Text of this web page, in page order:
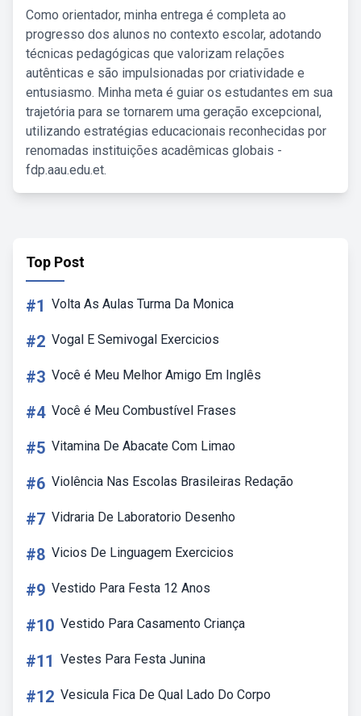
Como orientador, minha entrega é completa ao
progresso dos alunos no contexto escolar, adotando
técnicas pedagógicas que valorizam relações
autênticas e são impulsionadas por criatividade e
entusiasmo. Minha meta é guiar os estudantes em sua
trajetória para se tornarem uma geração excepcional,
utilizando estratégias educacionais reconhecidas por
renomadas instituições acadêmicas globais -
fdp.aau.edu.et.
Top Post
#1 Volta As Aulas Turma Da Monica
#2 Vogal E Semivogal Exercicios
#3 Você é Meu Melhor Amigo Em Inglês
#4 Você é Meu Combustível Frases
#5 Vitamina De Abacate Com Limao
#6 Violência Nas Escolas Brasileiras Redação
#7 Vidraria De Laboratorio Desenho
#8 Vicios De Linguagem Exercicios
#9 Vestido Para Festa 12 Anos
#10 Vestido Para Casamento Criança
#11 Vestes Para Festa Junina
#12 Vesicula Fica De Qual Lado Do Corpo